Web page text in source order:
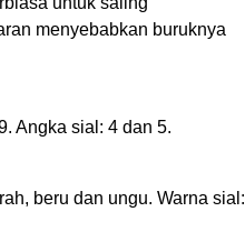
menyebabkan buruknya
Angka sial: 4 dan 5.
beru dan ungu. Warna sial: